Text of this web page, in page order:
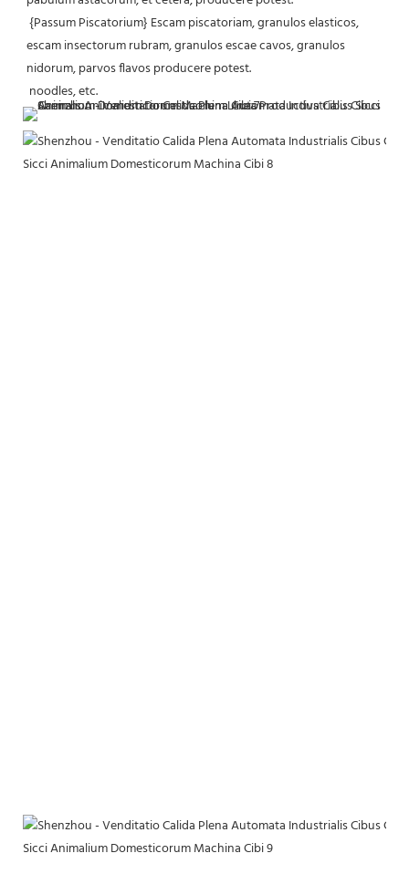
escam insectorum rubram, granulos escae cavos, granulos
nidorum, parvos flavos producere potest.
noodles, etc.